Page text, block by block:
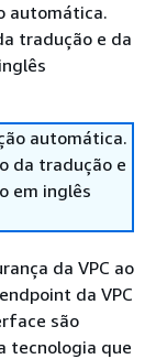
automática.
tradução e da
automática.
da tradução e
em inglês
da VPC ao
da VPC
são
tecnologia que